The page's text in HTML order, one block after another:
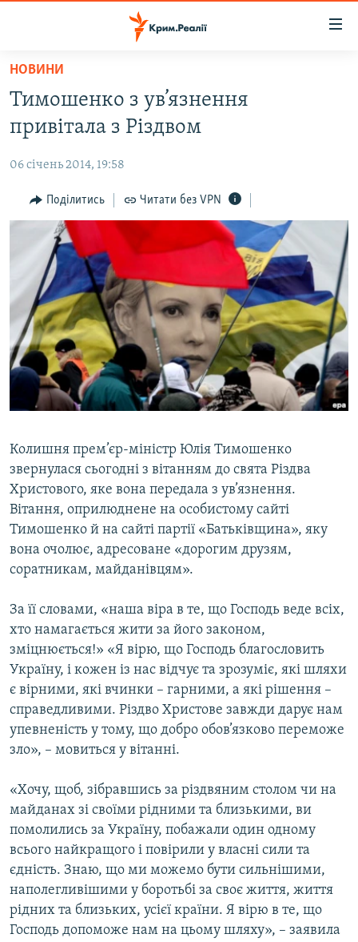
Перейти
основного
матеріалу
Перейти
до
навігації
Перейти
пошуку
ВІДЕО ТА ФОТО
ПОЛІТИКА
БЛОГИ
ПОГЛЯД
ІНТЕРВ'Ю
ВСЕ ЗА ДЕНЬ
СПЕЦПРОЕКТИ
ДЕПОРТАЦІЯ
ВІДЕОУРОКИ «ELIFBE»
СВІДЧЕННЯ ОКУПАЦІЇ
ІНФОГРАФІКА
ЯК ОБІЙТИ БЛОКУВАННЯ
Русский
Qırımtatar
Усі сайти RFE/RL
НОВИНИ
Тимошенко з ув’язнення
привітала з Різдвом
06 січень 2014, 19:58
Поділитись Читати без VPN
Колишня прем’єр-міністр Юлія Тимошенко
звернулася сьогодні з вітанням до свята Різдва
Христового, яке вона передала з ув’язнення.
Вітання, оприлюднене на особистому сайті
Тимошенко й на сайті партії «Батьківщина», яку
вона очолює, адресоване «дорогим друзям,
соратникам, майданівцям».
За її словами, «наша віра в те, що Господь веде всіх,
хто намагається жити за його законом,
зміцнюється!» «Я вірю, що Господь благословить
Україну, і кожен із нас відчує та зрозуміє, які шляхи
є вірними, які вчинки – гарними, а які рішення –
справедливими. Різдво Христове завжди дарує нам
упевненість у тому, що добро обов’язково переможе
зло», – мовиться у вітанні.
«Хочу, щоб, зібравшись за різдвяним столом чи на
майданах зі своїми рідними та близькими, ви
помолились за Україну, побажали один одному
всього найкращого і повірили у власні сили та
єдність. Знаю, що ми можемо бути сильнішими,
наполегливішими у боротьбі за своє життя, життя
рідних та близьких, усієї країни. Я вірю в те, що
Господь допоможе нам на цьому шляху», – заявила